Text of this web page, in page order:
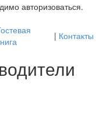
авторизоваться.
| Контакты